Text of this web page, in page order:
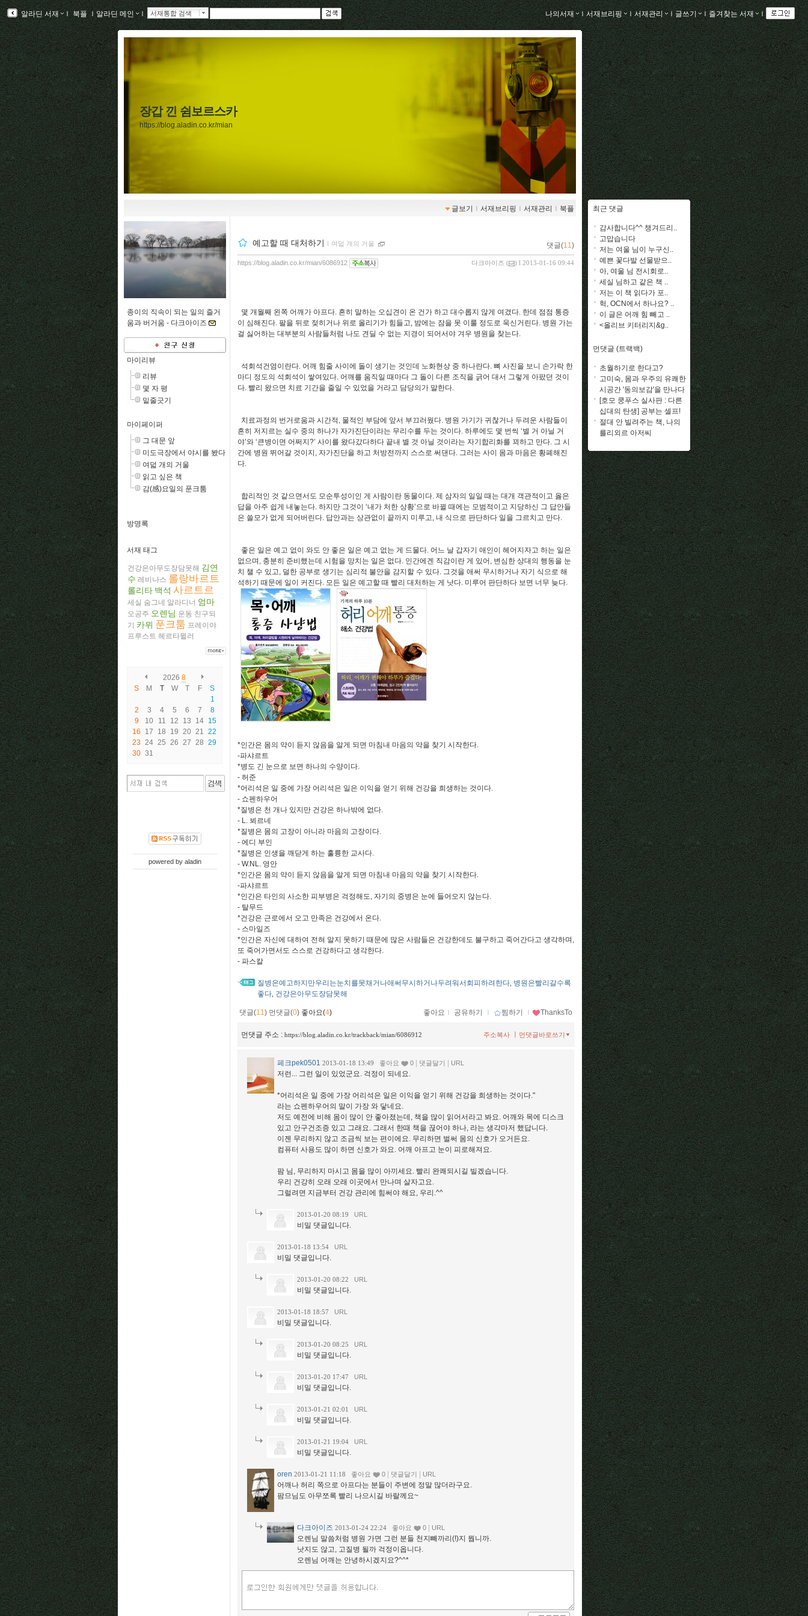
알라딘 서재 ｌ 북플 ｌ알라딘 메인 ｌ 서재통합 검색 나의서재 ｌ서재브리핑 ｌ서재관리 ｌ 글쓰기 ｌ즐겨찾는 서재 ｌ
장갑 낀 쉼보르스카
https://blog.aladin.co.kr/mian
글보기 ｌ 서재브리핑 ｌ 서재관리 ｌ 북플
종이의 직속이 되는 일의 즐거
움과 버거움 - 다크아이즈
마이리뷰
리뷰
몇 자 평
밑줄긋기
마이페이퍼
그 대문 앞
미도극장에서 야시를 봤다
여덟 개의 거울
읽고 싶은 책
감(感)요일의 푼크툼
방명록
서재 태그
건강은아무도장담못해 김연
수 레비나스 롤랑바르트
롤리타 백석 사르트르
세실 숨그네 알라디너 엄마
오공주 오렌님 운동 친구되
기 카뮈 푼크툼 프레이야
프루스트 헤르타뮐러
2026 8
S
M T W T F
S
1
2
3 4 5 6 7
8
9
10 11 12 13 14 15
16
17 18 19 20 21
22
23 24 25 26 27 28 29
30 31
powered by aladin
예고할 때 대처하기 ｌ 여덟 개의 거울 댓글(11)
다크아이즈 ( ) l 2013-01-16 09:44
https://blog.aladin.co.kr/mian/6086912
몇 개월째 왼쪽 어깨가 아프다. 흔히 말하는 오십견이 온 건가 하고 대수롭지 않게 여겼다. 한데 점점 통증
이 심해진다. 팔을 뒤로 젖히거나 위로 올리기가 힘들고, 밤에는 잠을 못 이룰 정도로 욱신거린다. 병원 가는
걸 싫어하는 대부분의 사람들처럼 나도 견딜 수 없는 지경이 되어서야 겨우 병원을 찾는다.
석회석건염이란다. 어깨 힘줄 사이에 돌이 생기는 것인데 노화현상 중 하나란다. 뼈 사진을 보니 손가락 한
마디 정도의 석회석이 쌓여있다. 어깨를 움직일 때마다 그 돌이 다른 조직을 긁어 대서 그렇게 아팠던 것이
다. 빨리 왔으면 치료 기간을 줄일 수 있었을 거라고 담당의가 말한다.
치료과정의 번거로움과 시간적, 물적인 부담에 앞서 부끄러웠다. 병원 가기가 귀찮거나 두려운 사람들이
흔히 저지르는 실수 중의 하나가 자가진단이라는 무리수를 두는 것이다. 하루에도 몇 번씩 ‘별 거 아닐 거
야’와 ‘큰병이면 어쩌지?’ 사이를 왔다갔다하다 끝내 별 것 아닐 것이라는 자기합리화를 꾀하고 만다. 그 시
간에 병원 뛰어갈 것이지, 자가진단을 하고 처방전까지 스스로 써댄다. 그러는 사이 몸과 마음은 황폐해진
다.
합리적인 것 같으면서도 모순투성이인 게 사람이란 동물이다. 제 삼자의 일일 때는 대개 객관적이고 옳은
답을 아주 쉽게 내놓는다. 하지만 그것이 ‘내가 처한 상황’으로 바뀔 때에는 모범적이고 지당하신 그 답안들
은 쓸모가 없게 되어버린다. 답안과는 상관없이 끝까지 미루고, 내 식으로 판단하다 일을 그르치고 만다.
좋은 일은 예고 없이 와도 안 좋은 일은 예고 없는 게 드물다. 어느 날 갑자기 애인이 헤어지자고 하는 일은
없으며, 충분히 준비했는데 시험을 망치는 일은 없다. 인간에겐 직감이란 게 있어, 변심한 상대의 행동을 눈
치 챌 수 있고, 덜한 공부로 생기는 심리적 불안을 감지할 수 있다. 그것을 애써 무시하거나 자기 식으로 해
석하기 때문에 일이 커진다. 모든 일은 예고할 때 빨리 대처하는 게 낫다. 미루어 판단하다 보면 너무 늦다.
*인간은 몸의 약이 듣지 않음을 알게 되면 마침내 마음의 약을 찾기 시작한다.
-파샤르트
*병도 긴 눈으로 보면 하나의 수양이다.
- 허준
*어리석은 일 중에 가장 어리석은 일은 이익을 얻기 위해 건강을 희생하는 것이다.
- 쇼펜하우어
*질병은 천 개나 있지만 건강은 하나밖에 없다.
- L. 뵈르네
*질병은 몸의 고장이 아니라 마음의 고장이다.
- 에디 부인
*질병은 인생을 깨닫게 하는 훌륭한 교사다.
- W.NL. 영안
*인간은 몸의 약이 듣지 않음을 알게 되면 마침내 마음의 약을 찾기 시작한다.
-파샤르트
*인간은 타인의 사소한 피부병은 걱정해도, 자기의 중병은 눈에 들어오지 않는다.
- 탈무드
*건강은 근로에서 오고 만족은 건강에서 온다.
- 스마일즈
*인간은 자신에 대하여 전혀 알지 못하기 때문에 많은 사람들은 건강한데도 불구하고 죽어간다고 생각하며,
또 죽어가면서도 스스로 건강하다고 생각한다.
- 파스칼
질병은예고하지만우리는눈치를못채거나애써무시하거나두려워서회피하려한다, 병원은빨리갈수록
좋다, 건강은아무도장담못해
댓글(11) 먼댓글(0) 좋아요(4) 좋아요 ｌ 공유하기 ｌ 찜하기 ｌ ThanksTo
먼댓글 주소 : https://blog.aladin.co.kr/trackback/mian/6086912 먼댓글바로쓰기
주소복사
페크pek0501 2013-01-18 13:49 좋아요 0 댓글달기 URL
저런... 그런 일이 있었군요. 걱정이 되네요.
*어리석은 일 중에 가장 어리석은 일은 이익을 얻기 위해 건강을 희생하는 것이다."
라는 쇼펜하우어의 말이 가장 와 닿네요.
저도 예전에 비해 몸이 많이 안 좋아졌는데, 책을 많이 읽어서라고 봐요. 어깨와 목에 디스크
있고 안구건조증 있고 그래요. 그래서 한때 책을 끊어야 하나, 라는 생각마저 했답니다.
이젠 무리하지 않고 조금씩 보는 편이에요. 무리하면 벌써 몸의 신호가 오거든요.
컴퓨터 사용도 많이 하면 신호가 와요. 어깨 아프고 눈이 피로해져요.
팜 님, 무리하지 마시고 몸을 많이 아끼세요. 빨리 완쾌되시길 빌겠습니다.
우리 건강히 오래 오래 이곳에서 만나며 살자고요.
그럴려면 지금부터 건강 관리에 힘써야 해요, 우리.^^
2013-01-20 08:19 URL
비밀 댓글입니다.
2013-01-18 13:54 URL
비밀 댓글입니다.
2013-01-20 08:22 URL
비밀 댓글입니다.
2013-01-18 18:57 URL
비밀 댓글입니다.
2013-01-20 08:25 URL
비밀 댓글입니다.
2013-01-20 17:47 URL
비밀 댓글입니다.
2013-01-21 02:01 URL
비밀 댓글입니다.
2013-01-21 19:04 URL
비밀 댓글입니다.
oren 2013-01-21 11:18 좋아요 0 댓글달기 URL
어깨나 허리 쪽으로 아프다는 분들이 주변에 정말 많더라구요.
팜므님도 아무쪼록 빨리 나으시길 바랄께요~
다크아이즈 2013-01-24 22:24 좋아요 0 URL
오렌님 말씀처럼 병원 가면 그런 분들 천지빼까리(!)지 뭡니까.
낫지도 않고, 고질병 될까 걱정이옵니다.
오렌님 어깨는 안녕하시겠지요?^^*
최근 댓글
감사합니다^^ 챙겨드리..
고맙습니다
저는 여울 님이 누구신..
예쁜 꽃다발 선물받으..
아, 여울 님 전시회로..
세실 님하고 같은 책 ..
저는 이 책 읽다가 포..
헉, OCN에서 하나요? ..
이 글은 어깨 힘 빼고 ..
<올리브 키터리지&g..
먼댓글 (트랙백)
초월하기로 한다고?
고미숙, 몸과 우주의 유쾌한
시공간 '동의보감'을 만나다
[호모 쿵푸스 실사판 : 다른
십대의 탄생] 공부는 셀프!
절대 안 빌려주는 책, 나의
를리외르 아저씨